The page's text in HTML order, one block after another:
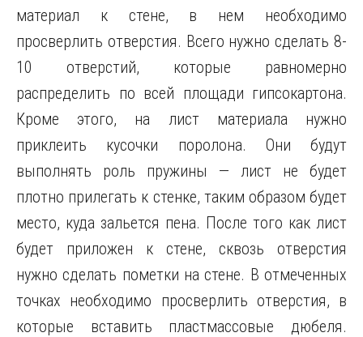
материал к стене, в нем необходимо
просверлить отверстия. Всего нужно сделать 8-
10 отверстий, которые равномерно
распределить по всей площади гипсокартона.
Кроме этого, на лист материала нужно
приклеить кусочки поролона. Они будут
выполнять роль пружины — лист не будет
плотно прилегать к стенке, таким образом будет
место, куда зальется пена. После того как лист
будет приложен к стене, сквозь отверстия
нужно сделать пометки на стене. В отмеченных
точках необходимо просверлить отверстия, в
которые вставить пластмассовые дюбеля.